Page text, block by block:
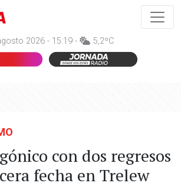
2026 - 15:19 - 5,2ºC
con dos regresos
fecha en Trelew